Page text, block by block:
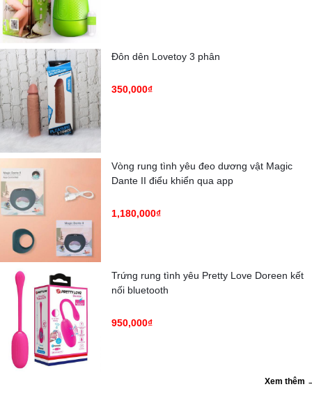
Đôn dên Lovetoy 3 phân
350,000₫
Vòng rung tình yêu đeo dương vật Magic
Dante II điểu khiển qua app
1,180,000₫
Trứng rung tình yêu Pretty Love Doreen kết
nối bluetooth
950,000₫
Xem thêm